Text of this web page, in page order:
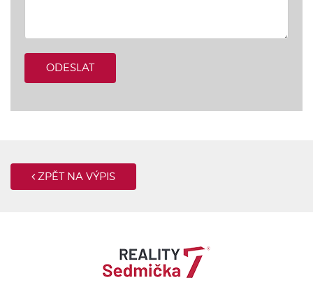
ODESLAT
ZPĚT NA VÝPIS